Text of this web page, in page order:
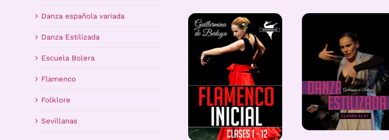
Danza española variada
Danza Estilizada
Escuela Bolera
Flamenco
Folklore
Sevillanas